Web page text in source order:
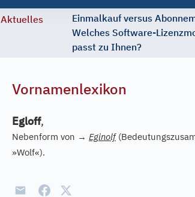
Aktuelles
Einmalkauf versus
Welches Software-
passt zu Ihnen?
Vornamenlexikon
Egloff,
Nebenform von → Eginolf
»Wolf«).